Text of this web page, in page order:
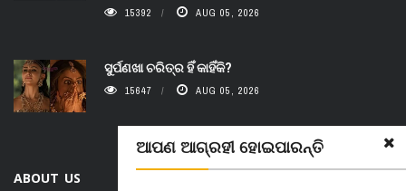
ଆପଣ ଆଗ୍ରହୀ ହୋଇପାରନ୍ତି
15392 AUG 05, 2026
ସୁର୍ପଣଖା ଚରିତ୍ର ହିଁ କାହିଁକି?
15647 AUG 05, 2026
ABOUT US